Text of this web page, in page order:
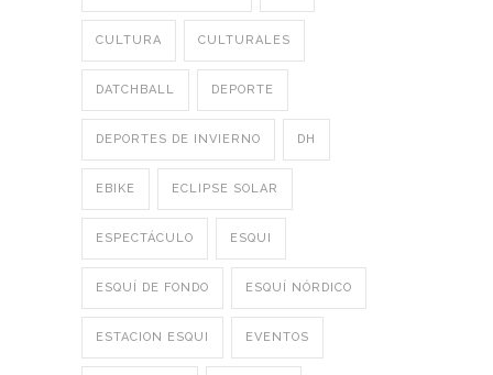
CULTURA CULTURALES
DATCHBALL DEPORTE
DEPORTES DE INVIERNO DH
EBIKE ECLIPSE SOLAR
ESPECTÁCULO ESQUI
ESQUÍ DE FONDO ESQUÍ NÓRDICO
ESTACION ESQUI EVENTOS